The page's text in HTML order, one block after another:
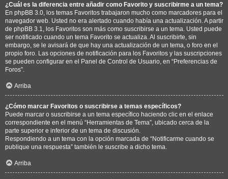
¿Cuál es la diferencia entre añadir como Favorito y suscribirme a un tema?
En phpBB 3.0, los temas Favoritos trabajaron mucho como marcadores para el
navegador web. Usted no era alertado cuando había una actualización. A partir
de phpBB 3.1, los Favoritos son más como suscribirse a un tema. Usted puede
ser notificado cuando un tema Favorito se actualiza. Al suscribirte, sin
embargo, se le avisará de que hay una actualización de un tema, o foro en el
propio foro. Las opciones de notificación para los Favoritos y las suscripciones
se pueden configurar en el Panel de Control de Usuario, en “Preferencias de
Foros”.
Arriba
¿Cómo marcar Favoritos o suscribirse a temas específicos?
Puede marcar o suscribirse a un tema específico haciendo clic en el enlace
correspondiente en el menú “Herramientas de Tema”, ubicado cerca de la
parte superior e inferior de un tema de discusión.
Respondiendo a un tema con la opción marcada de “Notificarme cuando se
publique una respuesta” también le suscribe a dicho tema.
Arriba